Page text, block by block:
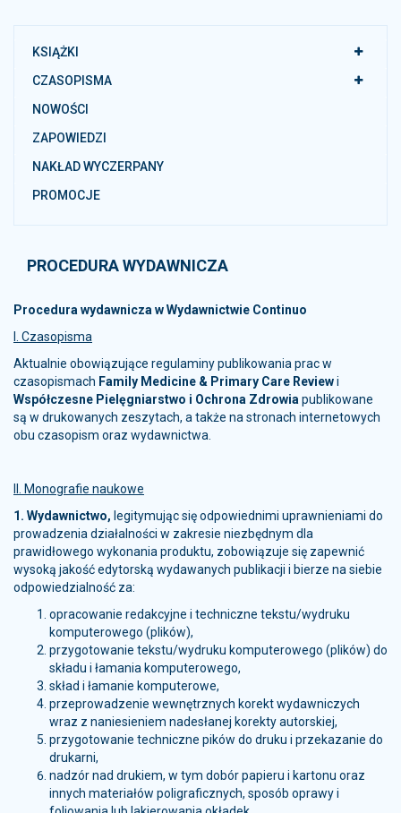
KSIĄŻKI
CZASOPISMA
NOWOŚCI
ZAPOWIEDZI
NAKŁAD WYCZERPANY
PROMOCJE
PROCEDURA WYDAWNICZA
Procedura wydawnicza w Wydawnictwie Continuo
I. Czasopisma
Aktualnie obowiązujące regulaminy publikowania prac w
czasopismach Family Medicine & Primary Care Reviewi
Współczesne Pielęgniarstwo i Ochrona Zdrowia publikowane
są w drukowanych zeszytach, a także na stronach internetowych
obu czasopism oraz wydawnictwa.
II. Monografie naukowe
1. Wydawnictwo, legitymując się odpowiednimi uprawnieniami do
prowadzenia działalności w zakresie niezbędnym dla
prawidłowego wykonania produktu, zobowiązuje się zapewnić
wysoką jakość edytorską wydawanych publikacji i bierze na siebie
odpowiedzialność za:
opracowanie redakcyjne i techniczne tekstu/wydruku
komputerowego (plików),
przygotowanie tekstu/wydruku komputerowego (plików) do
składu i łamania komputerowego,
skład i łamanie komputerowe,
przeprowadzenie wewnętrznych korekt wydawniczych
wraz z naniesieniem nadesłanej korekty autorskiej,
przygotowanie techniczne pików do druku i przekazanie do
drukarni,
nadzór nad drukiem, w tym dobór papieru i kartonu oraz
innych materiałów poligraficznych, sposób oprawy i